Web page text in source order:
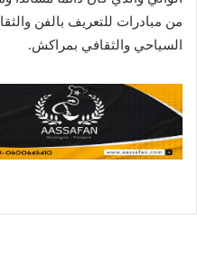
من مبادرات للتعريف بالفن
السياحي والثقافي بمراكش.